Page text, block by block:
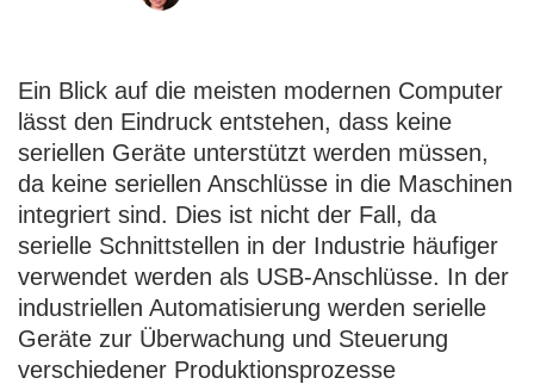
Ein Blick auf die meisten modernen Computer
lässt den Eindruck entstehen, dass keine
seriellen Geräte unterstützt werden müssen,
da keine seriellen Anschlüsse in die Maschinen
integriert sind. Dies ist nicht der Fall, da
serielle Schnittstellen in der Industrie häufiger
verwendet werden als USB-Anschlüsse. In der
industriellen Automatisierung werden serielle
Geräte zur Überwachung und Steuerung
verschiedener Produktionsprozesse